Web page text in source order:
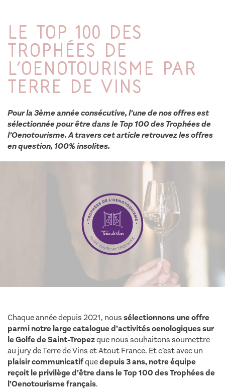
Le Top 100 des
Trophées de
l’Oenotourisme par
Terre de Vins
Pour la 3ème année consécutive, l’une de nos offres est
sélectionnée pour être dans le Top 100 des Trophées de
l’Oenotourisme. A travers cet article retrouvez les offres
en question, 100% insolites.
Chaque année depuis 2021, noussélectionnons une offre
parmi notre large catalogue d’activités oenologiques sur
le Golfe de Saint-Tropezque nous souhaitons soumettre
au jury de Terre de Vins et Atout France. Et c’est avec un
plaisir communicatifquedepuis 3 ans, notre équipe
reçoit le privilège d’être dans le Top 100 des Trophées de
l’Oenotourisme français.